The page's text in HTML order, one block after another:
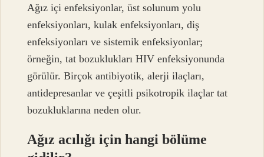
Ağız içi enfeksiyonlar, üst solunum yolu
enfeksiyonları, kulak enfeksiyonları, diş
enfeksiyonları ve sistemik enfeksiyonlar;
örneğin, tat bozuklukları HIV enfeksiyonunda
görülür. Birçok antibiyotik, alerji ilaçları,
antidepresanlar ve çeşitli psikotropik ilaçlar tat
bozukluklarına neden olur.
Ağız acılığı için hangi bölüme